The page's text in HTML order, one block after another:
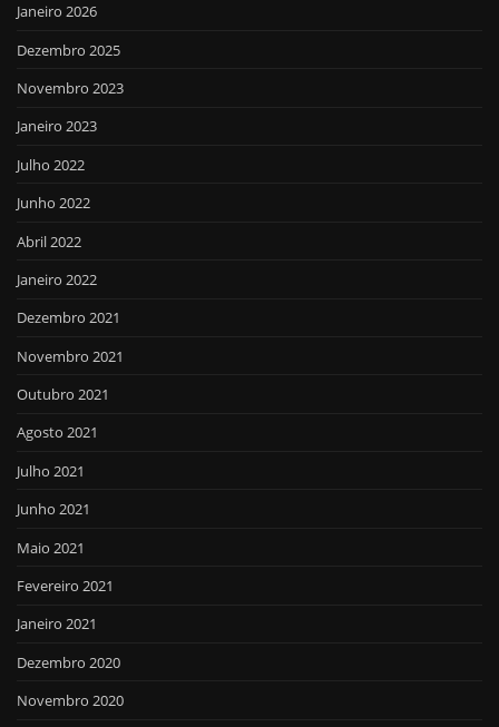
Janeiro 2026
Dezembro 2025
Novembro 2023
Janeiro 2023
Julho 2022
Junho 2022
Abril 2022
Janeiro 2022
Dezembro 2021
Novembro 2021
Outubro 2021
Agosto 2021
Julho 2021
Junho 2021
Maio 2021
Fevereiro 2021
Janeiro 2021
Dezembro 2020
Novembro 2020